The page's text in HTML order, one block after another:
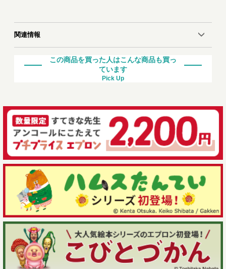
関連情報
この商品を買った人はこんな商品も買っ
ています
Pick Up